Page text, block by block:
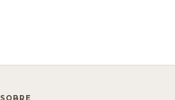
SOBRE